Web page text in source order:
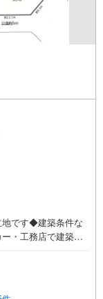
です◆建築条件な
・工務店で建築可
会場には、ベビー
おります。 小さ
さい！資料請求、